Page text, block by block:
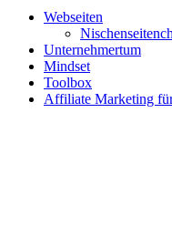
Webseiten
Unternehmertum
Mindset
Toolbox
Affiliate Marketing